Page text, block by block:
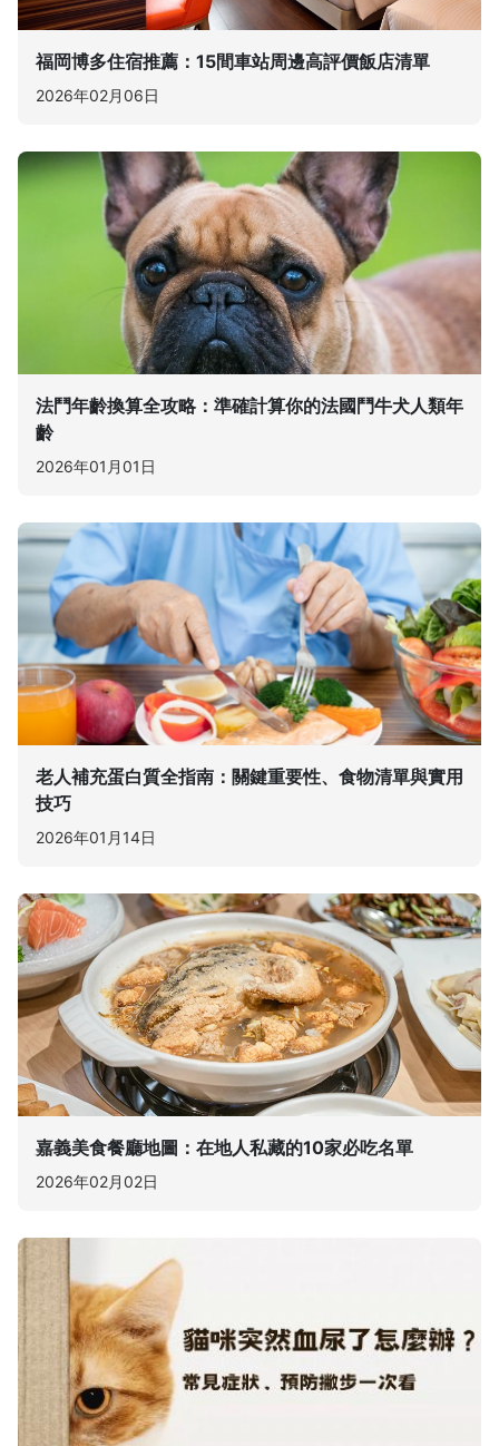
福岡博多住宿推薦：15間車站周邊高評價飯店清單
2026年02月06日
法鬥年齡換算全攻略：準確計算你的法國鬥牛犬人類年
齡
2026年01月01日
老人補充蛋白質全指南：關鍵重要性、食物清單與實用
技巧
2026年01月14日
嘉義美食餐廳地圖：在地人私藏的10家必吃名單
2026年02月02日